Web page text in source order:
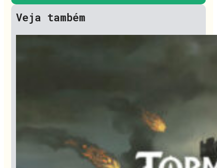
Veja também